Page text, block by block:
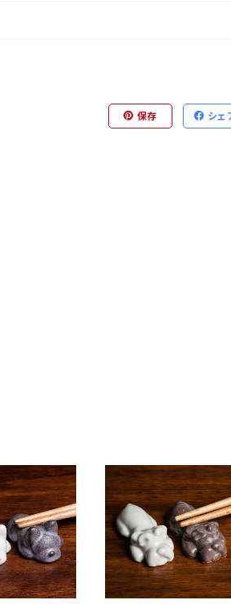
保存 シェ